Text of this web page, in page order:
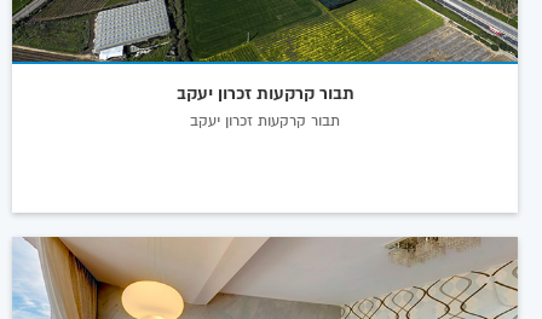
תבור קרקעות זכרון יעקב
תבור קרקעות זכרון יעקב